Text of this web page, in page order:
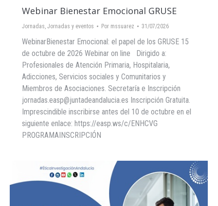
Webinar Bienestar Emocional GRUSE
Jornadas, Jornadas y eventos Por mssuarez 31/07/2026
WebinarBienestar Emocional: el papel de los GRUSE 15
de octubre de 2026 Webinar on line Dirigido a:
Profesionales de Atención Primaria, Hospitalaria,
Adicciones, Servicios sociales y Comunitarios y
Miembros de Asociaciones. Secretaría e Inscripción
jornadas.easp@juntadeandalucia.es Inscripción Gratuita.
Imprescindible inscribirse antes del 10 de octubre en el
siguiente enlace: https://easp.ws/c/ENHCVG
PROGRAMAINSCRIPCIÓN